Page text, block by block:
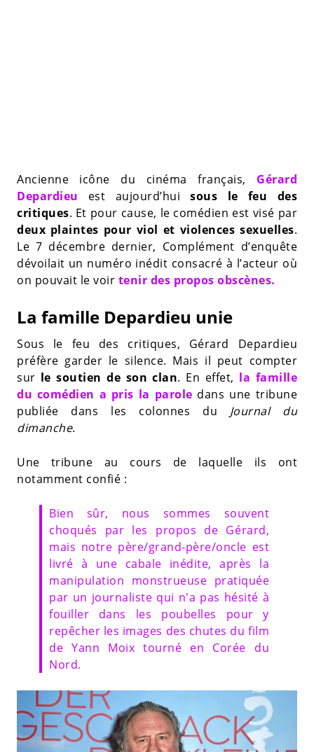
Ancienne icône du cinéma français, Gérard
Depardieu est aujourd’huisous le feu des
critiques. Et pour cause, le comédien est visé par
deux plaintes pour viol et violences sexuelles.
Le 7 décembre dernier, Complément d’enquête
dévoilait un numéro inédit consacré à l’acteur où
on pouvait le voir tenir des propos obscènes.
La famille Depardieu unie
Sous le feu des critiques, Gérard Depardieu
préfère garder le silence. Mais il peut compter
sur le soutien de son clan. En effet, la famille
du comédien a pris la parole dans une tribune
publiée dans les colonnes du Journal du
dimanche.
Une tribune au cours de laquelle ils ont
notamment confié :
Bien sûr, nous sommes souvent
choqués par les propos de Gérard,
mais notre père/grand-père/oncle est
livré à une cabale inédite, après la
manipulation monstrueuse pratiquée
par un journaliste qui n'a pas hésité à
fouiller dans les poubelles pour y
repêcher les images des chutes du film
de Yann Moix tourné en Corée du
Nord.